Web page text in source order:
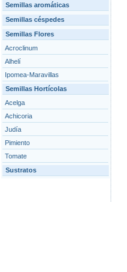
Semillas aromáticas
Semillas céspedes
Semillas Flores
Acroclinum
Alhelí
Ipomea-Maravillas
Semillas Hortícolas
Acelga
Achicoria
Judía
Pimiento
Tomate
Sustratos